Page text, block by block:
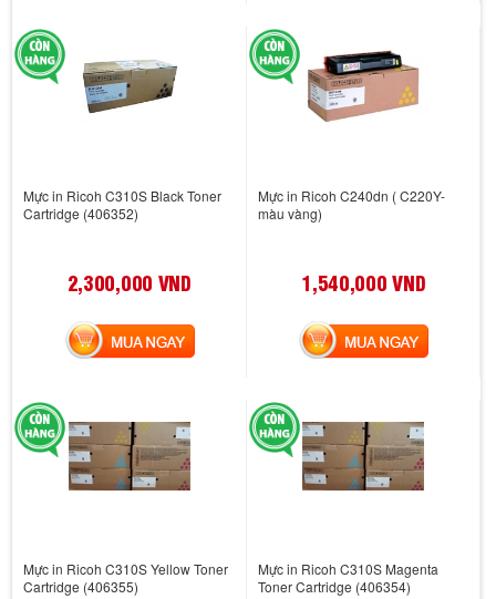
Mực in Ricoh C310S Black Toner
Cartridge (406352)
2,300,000 VND
MUA NGAY
Mực in Ricoh C240dn ( C220Y-
màu vàng)
1,540,000 VND
MUA NGAY
Mực in Ricoh C310S Yellow Toner
Cartridge (406355)
Mực in Ricoh C310S Magenta
Toner Cartridge (406354)